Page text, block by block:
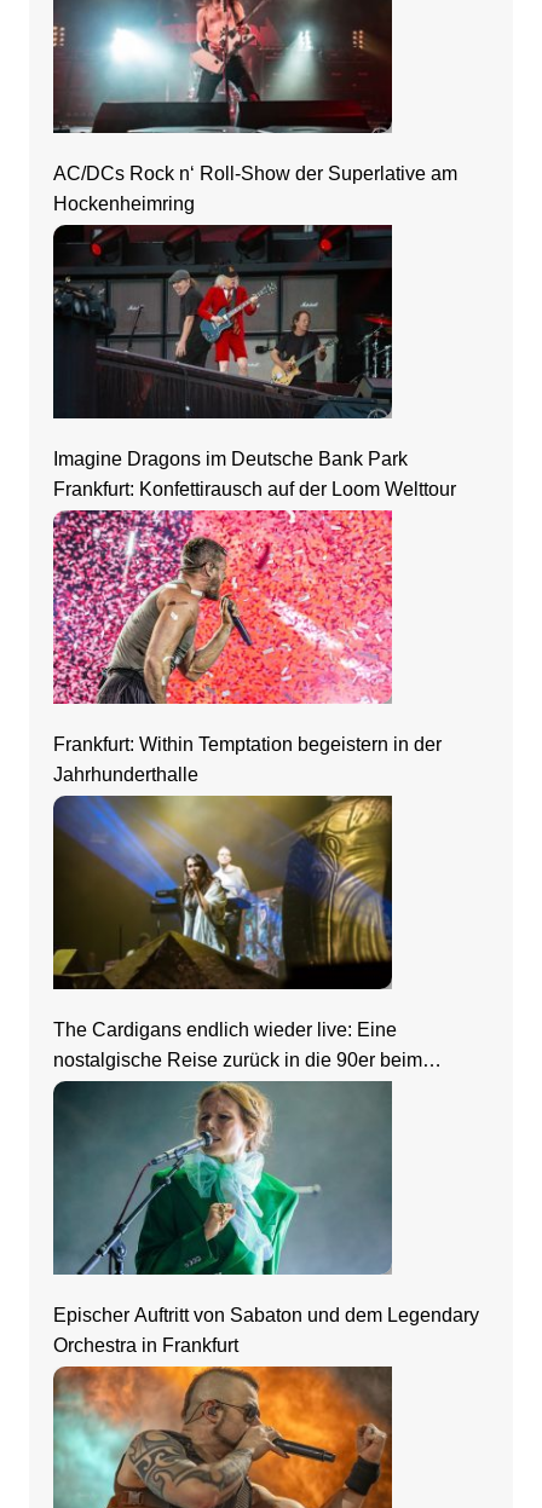
AC/DCs Rock n‘ Roll-Show der Superlative am
Hockenheimring
Imagine Dragons im Deutsche Bank Park
Frankfurt: Konfettirausch auf der Loom Welttour
Frankfurt: Within Temptation begeistern in der
Jahrhunderthalle
The Cardigans endlich wieder live: Eine
nostalgische Reise zurück in die 90er beim
Zeltfestival Rhein-Neckar
Epischer Auftritt von Sabaton und dem Legendary
Orchestra in Frankfurt